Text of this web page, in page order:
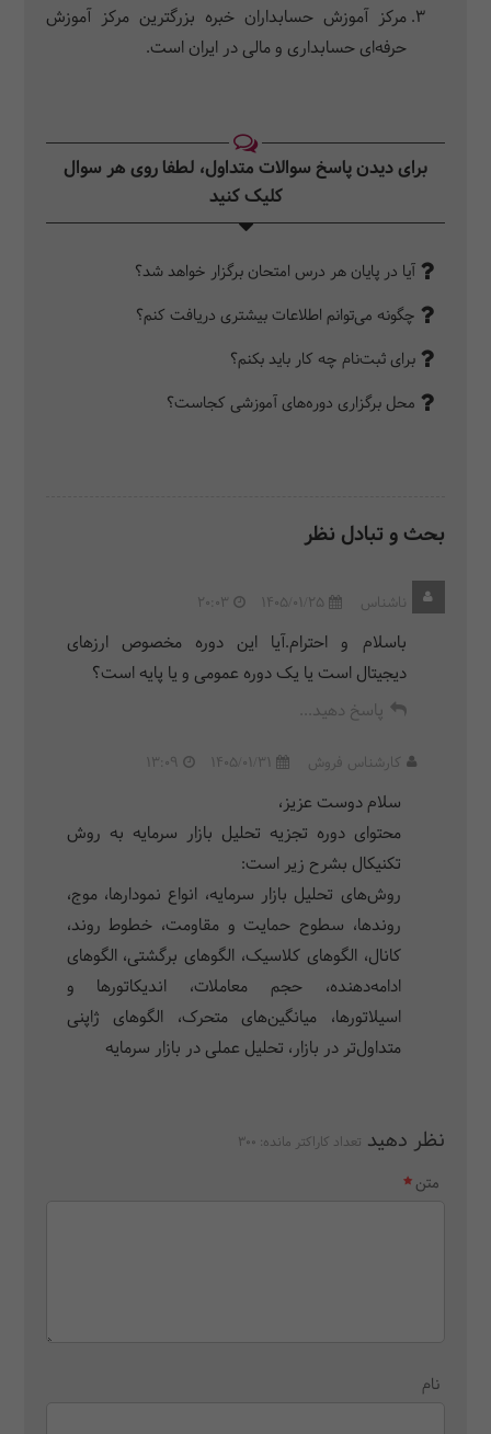
مرکز آموزش حسابداران خبره بزرگترین مرکز آموزش
حرفه‌ای حسابداری و مالی در ایران است.
برای دیدن پاسخ سوالات متداول، لطفا روی هر سوال
کلیک کنید‎
آیا در پایان هر درس امتحان برگزار خواهد شد؟
چگونه می‌توانم اطلاعات بیشتری دریافت کنم؟
برای ثبت‌نام چه کار باید بکنم؟
محل برگزاری دوره‌های آموزشی کجاست؟
بحث و تبادل نظر
ناشناس 1405/01/25
20:03
باسلام و احترام.آیا این دوره مخصوص ارزهای
دیجیتال است یا یک دوره عمومی و یا پایه است؟
پاسخ دهید...
کارشناس فروش 1405/01/31
13:09
سلام دوست عزیز،
محتوای دوره تجزیه تحلیل بازار سرمایه به روش
تکنیکال بشرح زیر است:
روش‌های تحلیل بازار سرمایه، انواع نمودارها، موج،
روندها، سطوح حمایت و مقاومت، خطوط روند،
کانال، الگوهای کلاسیک، الگوهای برگشتی، الگوهای
ادامه‌دهنده، حجم معاملات، اندیکاتورها و
اسیلاتورها، میانگین‌های متحرک، الگوهای ژاپنی
متداول‌تر در بازار، تحلیل عملی در بازار سرمایه
نظر دهید تعداد کاراکتر مانده: 300
متن
نام